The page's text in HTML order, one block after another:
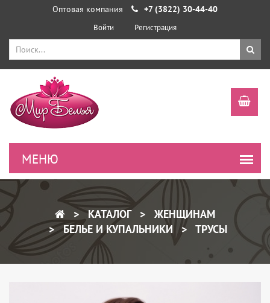
Оптовая компания +7 (3822) 30-44-40
Войти Регистрация
КАТАЛОГ
ЖЕНЩИНАМ
БЕЛЬЕ И КУПАЛЬНИКИ
ТРУСЫ